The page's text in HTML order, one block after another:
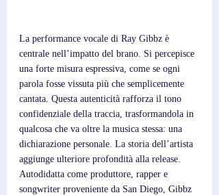
La performance vocale di Ray Gibbz è
centrale nell’impatto del brano. Si percepisce
una forte misura espressiva, come se ogni
parola fosse vissuta più che semplicemente
cantata. Questa autenticità rafforza il tono
confidenziale della traccia, trasformandola in
qualcosa che va oltre la musica stessa: una
dichiarazione personale. La storia dell’artista
aggiunge ulteriore profondità alla release.
Autodidatta come produttore, rapper e
songwriter proveniente da San Diego, Gibbz